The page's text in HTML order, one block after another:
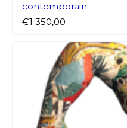
contemporain
€1 350,00